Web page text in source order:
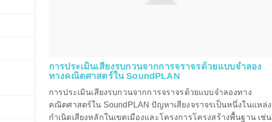
การประเมินเสียงรบกวนจากการจราจรด้วยแบบจำลอง
ทางคณิตศาสตร์ใน SoundPLAN
การประเมินเสียงรบกวนจากการจราจรด้วยแบบจำลองทาง
คณิตศาสตร์ใน SoundPLAN ปัญหาเสียงจราจรเป็นหนึ่งในแหล่ง
กำเนิดเสียงหลักในเขตเมืองและโครงการโครงสร้างพื้นฐาน เช่น